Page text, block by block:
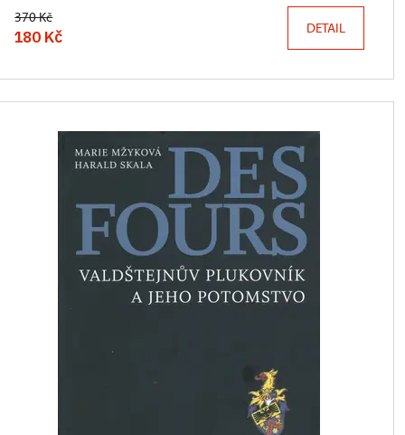
370 Kč
180 Kč DETAIL